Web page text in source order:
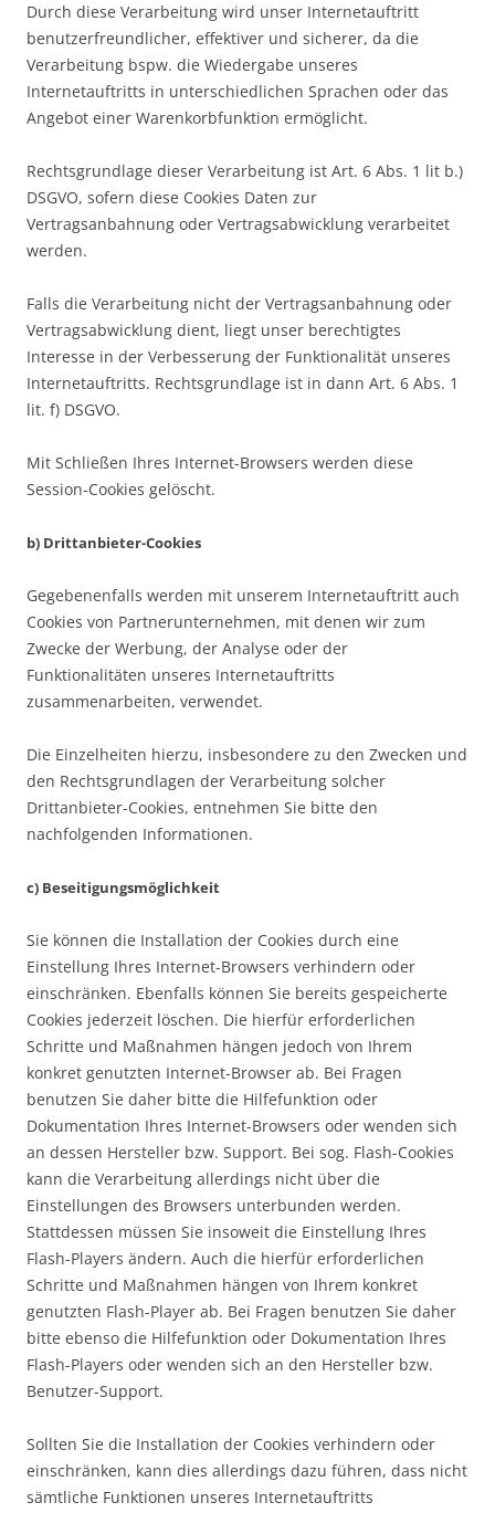
Durch diese Verarbeitung wird unser Internetauftritt
benutzerfreundlicher, effektiver und sicherer, da die
Verarbeitung bspw. die Wiedergabe unseres
Internetauftritts in unterschiedlichen Sprachen oder das
Angebot einer Warenkorbfunktion ermöglicht.
Rechtsgrundlage dieser Verarbeitung ist Art. 6 Abs. 1 lit b.)
DSGVO, sofern diese Cookies Daten zur
Vertragsanbahnung oder Vertragsabwicklung verarbeitet
werden.
Falls die Verarbeitung nicht der Vertragsanbahnung oder
Vertragsabwicklung dient, liegt unser berechtigtes
Interesse in der Verbesserung der Funktionalität unseres
Internetauftritts. Rechtsgrundlage ist in dann Art. 6 Abs. 1
lit. f) DSGVO.
Mit Schließen Ihres Internet-Browsers werden diese
Session-Cookies gelöscht.
b) Drittanbieter-Cookies
Gegebenenfalls werden mit unserem Internetauftritt auch
Cookies von Partnerunternehmen, mit denen wir zum
Zwecke der Werbung, der Analyse oder der
Funktionalitäten unseres Internetauftritts
zusammenarbeiten, verwendet.
Die Einzelheiten hierzu, insbesondere zu den Zwecken und
den Rechtsgrundlagen der Verarbeitung solcher
Drittanbieter-Cookies, entnehmen Sie bitte den
nachfolgenden Informationen.
c) Beseitigungsmöglichkeit
Sie können die Installation der Cookies durch eine
Einstellung Ihres Internet-Browsers verhindern oder
einschränken. Ebenfalls können Sie bereits gespeicherte
Cookies jederzeit löschen. Die hierfür erforderlichen
Schritte und Maßnahmen hängen jedoch von Ihrem
konkret genutzten Internet-Browser ab. Bei Fragen
benutzen Sie daher bitte die Hilfefunktion oder
Dokumentation Ihres Internet-Browsers oder wenden sich
an dessen Hersteller bzw. Support. Bei sog. Flash-Cookies
kann die Verarbeitung allerdings nicht über die
Einstellungen des Browsers unterbunden werden.
Stattdessen müssen Sie insoweit die Einstellung Ihres
Flash-Players ändern. Auch die hierfür erforderlichen
Schritte und Maßnahmen hängen von Ihrem konkret
genutzten Flash-Player ab. Bei Fragen benutzen Sie daher
bitte ebenso die Hilfefunktion oder Dokumentation Ihres
Flash-Players oder wenden sich an den Hersteller bzw.
Benutzer-Support.
Sollten Sie die Installation der Cookies verhindern oder
einschränken, kann dies allerdings dazu führen, dass nicht
sämtliche Funktionen unseres Internetauftritts